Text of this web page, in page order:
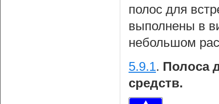
полос для
выполнены в
небольшом
5.9.1. Полоса
средств.